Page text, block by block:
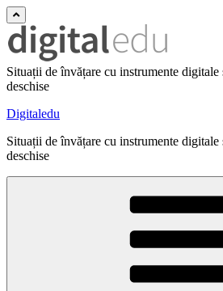
Situații de învățare cu instrumente digitale
deschise
Digitaledu
Situații de învățare cu instrumente digitale
deschise